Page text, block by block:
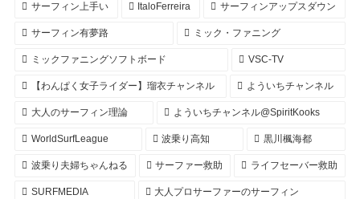
サーフィン上手い ItaloFerreira サーフィンアップスダウン
サーフィン有夢路 ミック・ファニング
ミックファニングソフトボード VSC-TV
【わんぱく女子ライダー】瑠衣チャンネル よういちチャンネル
大人のサーフィン理論 よういちチャンネル@SpiritKooks
WorldSurfLeague 波乗り高知 黒川楓海都
波乗り夫婦ちゃんねる サーファー救助 ライフセーバー救助
SURFMEDIA 大人プロサーファーのサーフィン